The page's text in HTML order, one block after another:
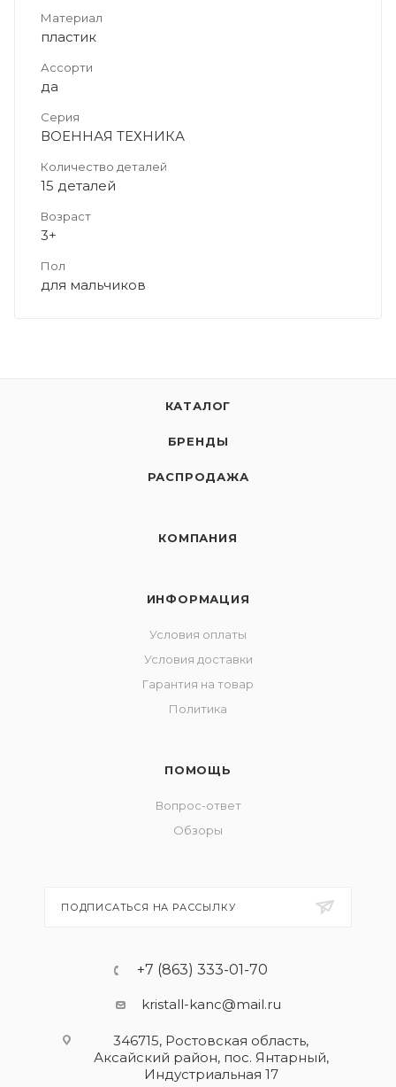
Материал
пластик
Ассорти
да
Серия
ВОЕННАЯ ТЕХНИКА
Количество деталей
15 деталей
Возраст
3+
Пол
для мальчиков
КАТАЛОГ
БРЕНДЫ
РАСПРОДАЖА
КОМПАНИЯ
ИНФОРМАЦИЯ
Условия оплаты
Условия доставки
Гарантия на товар
Политика
ПОМОЩЬ
Вопрос-ответ
Обзоры
ПОДПИСАТЬСЯ НА РАССЫЛКУ
+7 (863) 333-01-70
kristall-kanc@mail.ru
346715, Ростовская область​,
Аксайский район, пос. Янтарный,
Индустриальная 17